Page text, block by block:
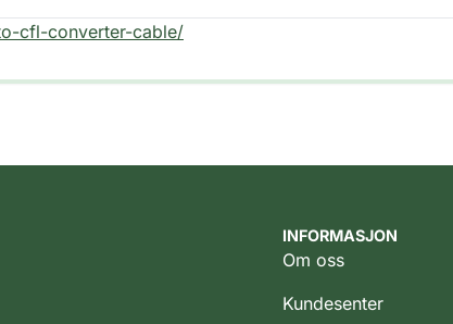
cfl-converter-cable/
INFORMASJON
Om oss
Kundesenter